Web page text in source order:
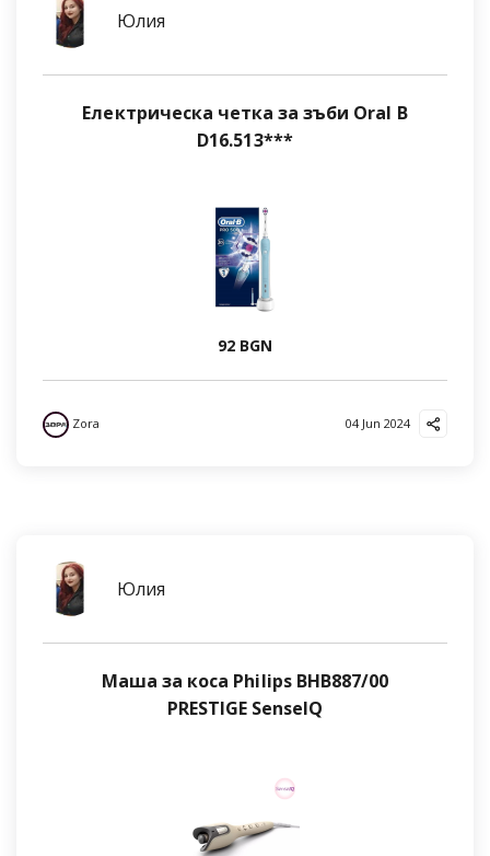
Юлия
Електрическа четка за зъби Oral B
D16.513***
92 BGN
Zora 04 Jun 2024
Юлия
Маша за коса Philips BHB887/00
PRESTIGE SenseIQ